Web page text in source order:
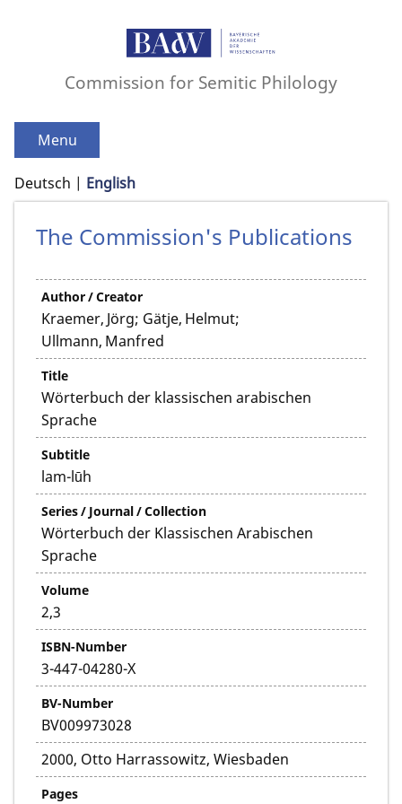
Commission for Semitic Philology
Menu
Deutsch English
The Commission's Publications
Author / Creator
Kraemer, Jörg; Gätje, Helmut;
Ullmann, Manfred
Title
Wörterbuch der klassischen arabischen
Sprache
Subtitle
lam-lūh
Series / Journal / Collection
Wörterbuch der Klassischen Arabischen
Sprache
Volume
2,3
ISBN-Number
3-447-04280-X
BV-Number
BV009973028
2000, Otto Harrassowitz, Wiesbaden
Pages